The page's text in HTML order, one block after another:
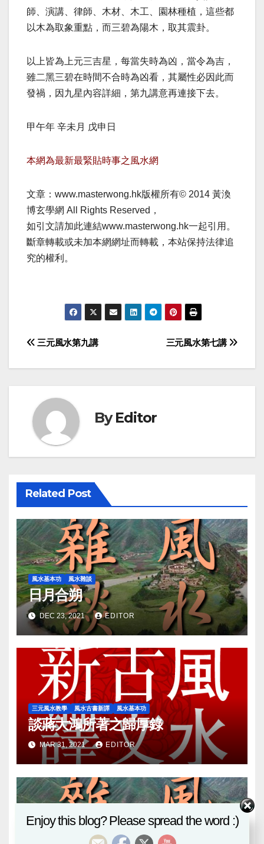
師、演講、律師、木材、木工、園林種植，這些都
以木為取象重點，而三碧為陽木，取其震卦。
以上皆為上元三吉星，每當失時為凶，當令為吉，
雖二黑三碧在時間不合時為凶看，其屬性必因此而
發禍，因九星內容詳細，第九講意再連接下去。
甲午年 辛未月 戊申日
本網為最新最緊貼時事之風水網
文章：www.masterwong.hk版權所有© 2014 黃渙
博玄學網 All Rights Reserved，
如引文請加此連結www.masterwong.hk一起引用。
斷章轉載或未加本網網址而轉載，本站保持法律追
究的權利。
Post
navigation
三元風水第七講
三元風水第九講
ByEditor
Related Post
風水基本功 風水雜談
日月合朔
DEC 23, 2021 EDITOR
三元風水教學 風水古書新譯 風水基本功
談蔣大鴻所著之歸厚錄
MAR 31, 2021 EDITOR
風水基本功 風水雜談
Enjoy this blog? Please spread the word :)